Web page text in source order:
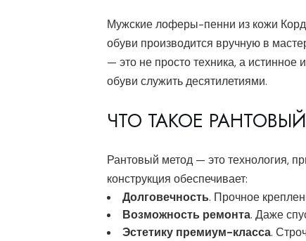
Мужские лоферы-пенни из кожи
обуви производится вручную в
— это не просто техника, а истинное
обуви служить десятилетиями.
ЧТО ТАКОЕ
Рантовый метод — это технология,
конструкция обеспечивает:
Долговечность. Прочное
Возможность ремонта. Даже
Эстетику премиум-класса.